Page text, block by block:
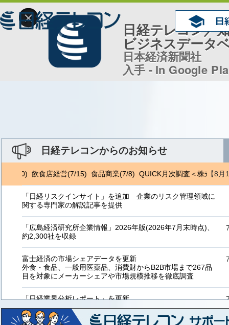
×
日経テレコン／
ビジネスデータ
日本経済新聞社
入手 - In Google
日経テレコンからのお知らせ
【8月
(8/10) 飲食店経営(7/15) 食品商業(7/8) QUICK月次調査＜株式＞
「日経リスクインサイト」を追加 企業のリスク管理領域に
関する専門家の解説記事を提供
「広島経済研究所企業情報」2026年版(2026年7月末時点)、
約2,300社を収録
富士経済の市場シェアデータを更新
外食・食品、一般用医薬品、消費財からB2B市場まで267品
目を対象にメーカーシェアや市場規模推移を徹底調査
「日経業界分析レポート」を更新
「工業用プラスチック製品」「システムインテグレーター」
など20業界の内容を刷新